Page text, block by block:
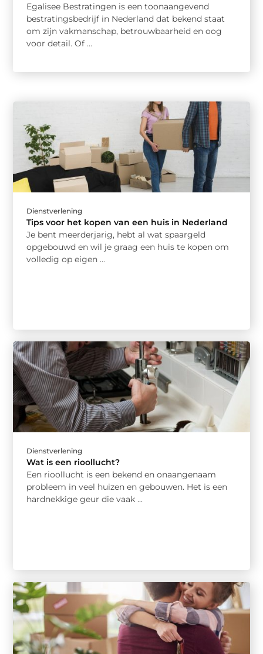
Egalisee Bestratingen is een toonaangevend
bestratingsbedrijf in Nederland dat bekend staat
om zijn vakmanschap, betrouwbaarheid en oog
voor detail. Of ...
Dienstverlening
Tips voor het kopen van een huis in Nederland
Je bent meerderjarig, hebt al wat spaargeld
opgebouwd en wil je graag een huis te kopen om
volledig op eigen ...
Dienstverlening
Wat is een rioollucht?
Een rioollucht is een bekend en onaangenaam
probleem in veel huizen en gebouwen. Het is een
hardnekkige geur die vaak ...